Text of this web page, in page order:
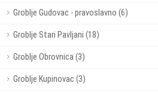
Groblje Gudovac - pravoslavno (6)
Groblje Stari Pavljani (18)
Groblje Obrovnica (3)
Groblje Kupinovac (3)